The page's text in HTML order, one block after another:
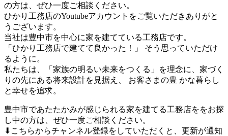
の方は、ぜひ一度ご相談ください。
ひかり工務店のYoutubeアカウントをご覧いただきありがと
うございます。
当社は豊中市を中心に家を建てている工務店です。
「ひかり工務店で建てて良かった！」 そう思っていただけ
るように。
私たちは、「家族の明るい未来をつくる」を理念に、家づく
りの先にある将来設計を見据え、 お客さまの豊 かな暮らし
と幸せを追求。
豊中市であたたかみが感じられる家を建てる工務店ををお探
し中の方は、ぜひ一度ご相談ください。
⬇︎こちらからチャンネル登録をしていただくと、更新が通知